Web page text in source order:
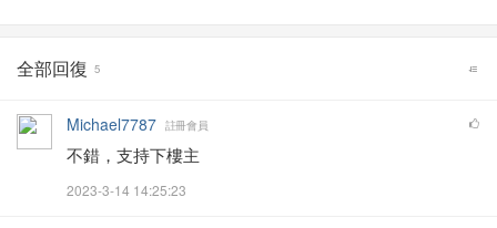
全部回復 5
Michael7787 註冊會員
不錯，支持下樓主
2023-3-14 14:25:23